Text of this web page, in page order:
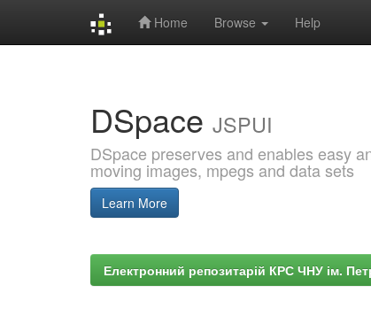
Home Browse Help
DSpace JSPUI
DSpace preserves and enables easy
moving images, mpegs and data sets
Learn More
Електронний репозитарій КРС ЧНУ ім.